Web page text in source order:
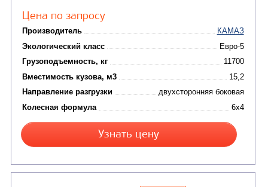
САМОСВАЛ КАМАЗ-45143